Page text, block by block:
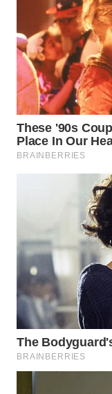
Investir em
luminosidade
externa.
mas opacos e,
ou jateadas são
comunicam, de
aquele espaço